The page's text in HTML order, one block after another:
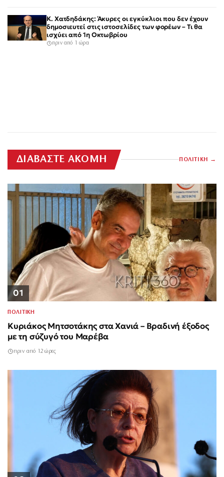
Κ. Χατδηδάκης: Άκυρες οι εγκύκλιοι που δεν έχουν
δημοσιευτεί στις ιστοσελίδες των φορέων – Τι θα
ισχύει από 1η Οκτωβρίου
πριν από 1 ώρα
ΔΙΑΒΑΣΤΕ ΑΚΟΜΗ ΠΟΛΙΤΙΚΗ
01
ΠΟΛΙΤΙΚΗ
Κυριάκος Μητσοτάκης στα Χανιά – Βραδινή έξοδος
με τη σύζυγό του Μαρέβα
πριν από 12 ώρες